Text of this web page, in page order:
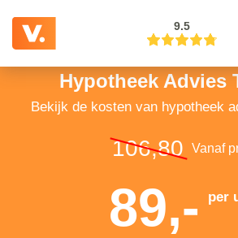
9.5
Hypotheek Advies
Bekijk de kosten van hypotheek
106,80 Vanaf
89,- per